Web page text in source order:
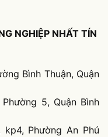
NGHIỆP NHẤT TÍN
Bình Thuận, Quận
5, Quận Bình
Phường An Phú